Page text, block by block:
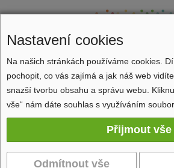
Zobrazit navigaci
Nastavení cookies
Na našich stránkách používáme cookies.
pochopit, co vás zajímá a jak náš web
snazší tvorbu obsahu a správu webu.
vše“ nám dáte souhlas s využíváním